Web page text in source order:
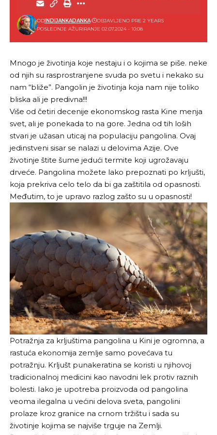
POSLEDNJE AŽURIRANJE 02.07.2024 - 10:08
ODINDIJANKADANKA OBJAVLJENO PRE 2 YEARS
Mnogo je životinja koje nestaju i o kojima se piše. neke
od njih su rasprostranjene svuda po svetu i nekako su
nam “bliže”. Pangolin je životinja koja nam nije toliko
bliska ali je predivna!!!
Više od četiri decenije ekonomskog rasta Kine menja
svet, ali je ponekada to na gore. Jedna od tih loših
stvari je užasan uticaj na populaciju pangolina. Ovaj
jedinstveni sisar se nalazi u delovima Azije. Ove
životinje štite šume jedući termite koji ugrožavaju
drveće. Pangolina možete lako prepoznati po krljušti,
koja prekriva celo telo da bi ga zaštitila od opasnosti.
Međutim, to je upravo razlog zašto su u opasnosti!
Potražnja za krljuštima pangolina u Kini je ogromna, a
rastuća ekonomija zemlje samo povećava tu
potražnju. Krljušt punakeratina se koristi u njihovoj
tradicionalnoj medicini kao navodni lek protiv raznih
bolesti. Iako je upotreba proizvoda od pangolina
veoma ilegalna u većini delova sveta, pangolini
prolaze kroz granice na crnom tržištu i sada su
životinje kojima se najviše trguje na Zemlji.